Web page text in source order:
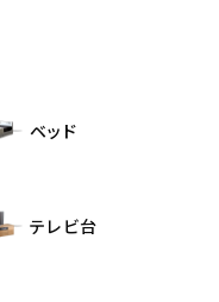
ベッド
テレビ台